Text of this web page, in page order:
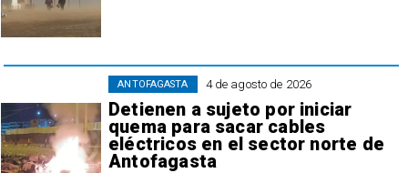
4 de agosto de 2026
Detienen a sujeto por iniciar
quema para sacar cables
eléctricos en el sector norte de
Antofagasta
ANTOFAGASTA